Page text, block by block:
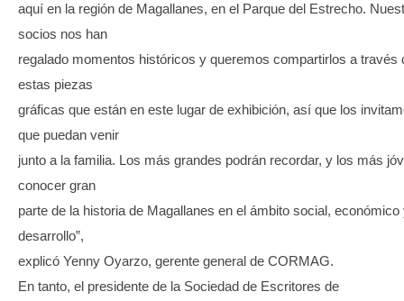
aquí en la región de Magallanes, en el Parque del Estrecho.
socios nos han
regalado momentos históricos y queremos compartirlos a través
estas piezas
gráficas que están en este lugar de exhibición, así que los
que puedan venir
junto a la familia. Los más grandes podrán recordar, y los más
conocer gran
parte de la historia de Magallanes en el ámbito social, económico
desarrollo”,
explicó Yenny Oyarzo, gerente general de CORMAG.
En tanto, el presidente de la Sociedad de Escritores de